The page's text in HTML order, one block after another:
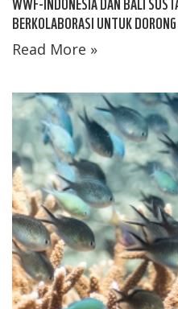
BERKOLABORASI UNTUK
Read More »